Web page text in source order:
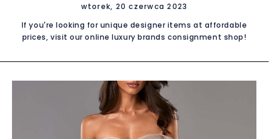
wtorek, 20 czerwca 2023
If you're looking for unique designer items at affordable
prices, visit our online luxury brands consignment shop!
their high price stands in the way. That's why the E-
premium second-hand items, which is a great way to save
money and enjoy high quality at the same time. In our
online store you will find a wide selection of various
products, such as clothing, shoes, accessories and
accessories from renowned luxury brands. Thanks to this,